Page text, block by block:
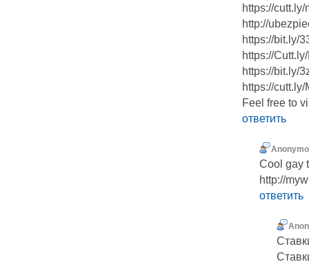
https://
http://
https://bit.ly/
https://
https://bit.ly/
https://
Feel free to
ответить
Cool gay
http://
ответить